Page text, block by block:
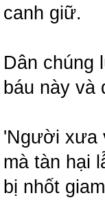
canh giữ.
Dân chúng
báu này và
'Người xưa
mà tàn hại
bị nhốt